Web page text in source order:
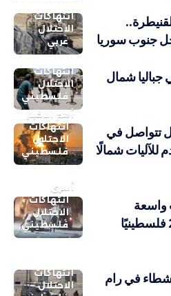
انتهاكات
الاحتلال
عربي
جنوب سوريا
انتهاكات
الاحتلال
فلسطيني
جباليا شمال
أهم الاخبار
انتهاكات
الاحتلال
فلسطيني
تتواصل في
شمالًا
أسرى
انتهاكات
الاحتلال
فلسطيني
واسعة
بالضفة.. الاحتلال يعتقل 21 فلسطينيًا
انتهاكات
الاحتلال
في رام